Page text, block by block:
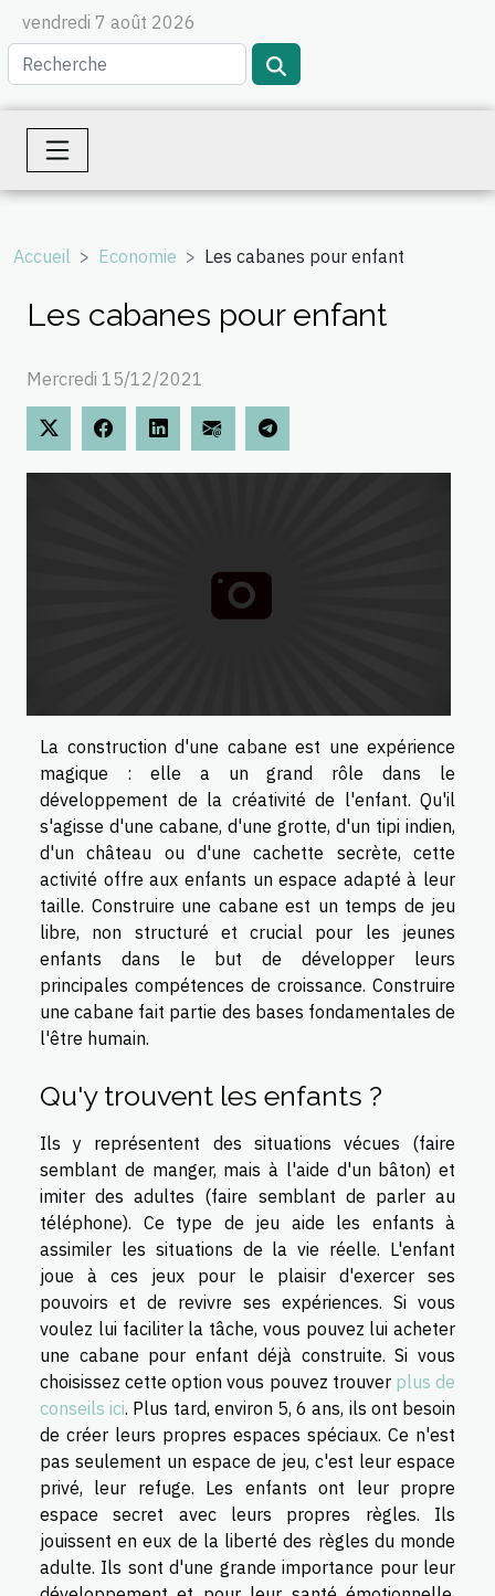
vendredi 7 août 2026
Accueil Economie Les cabanes pour enfant
Les cabanes pour enfant
Mercredi 15/12/2021
La construction d'une cabane est une expérience
magique : elle a un grand rôle dans le
développement de la créativité de l'enfant. Qu'il
s'agisse d'une cabane, d'une grotte, d'un tipi indien,
d'un château ou d'une cachette secrète, cette
activité offre aux enfants un espace adapté à leur
taille. Construire une cabane est un temps de jeu
libre, non structuré et crucial pour les jeunes
enfants dans le but de développer leurs
principales compétences de croissance. Construire
une cabane fait partie des bases fondamentales de
l'être humain.
Qu'y trouvent les enfants ?
Ils y représentent des situations vécues (faire
semblant de manger, mais à l'aide d'un bâton) et
imiter des adultes (faire semblant de parler au
téléphone). Ce type de jeu aide les enfants à
assimiler les situations de la vie réelle. L'enfant
joue à ces jeux pour le plaisir d'exercer ses
pouvoirs et de revivre ses expériences. Si vous
voulez lui faciliter la tâche, vous pouvez lui acheter
une cabane pour enfant déjà construite. Si vous
choisissez cette option vous pouvez trouver plus de
conseils ici. Plus tard, environ 5, 6 ans, ils ont besoin
de créer leurs propres espaces spéciaux. Ce n'est
pas seulement un espace de jeu, c'est leur espace
privé, leur refuge. Les enfants ont leur propre
espace secret avec leurs propres règles. Ils
jouissent en eux de la liberté des règles du monde
adulte. Ils sont d'une grande importance pour leur